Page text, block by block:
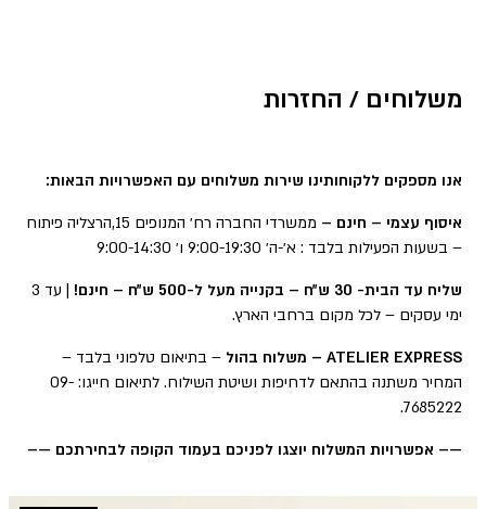
משלוחים / החזרות
אנו מספקים ללקוחותינו שירות משלוחים עם האפשרויות הבאות:
איסוף עצמי – חינם –
ממשרדי החברה רח׳ המנופים 15,הרצליה פיתוח
– בשעות הפעילות בלבד : א׳-ה׳ 9:00-19:30 ו׳ 9:00-14:30
שליח עד הבית- 30 ש״ח – בקנייה מעל ל-500 ש״ח – חינם!
| עד 3
ימי עסקים – לכל מקום ברחבי הארץ.
ATELIER EXPRESS – משלוח בהול
– בתיאום טלפוני בלבד –
המחיר משתנה בהתאם לדחיפות ושיטת השילוח. לתיאום חייגו: 09-
7685222.
—– אפשרויות המשלוח יוצגו לפניכם בעמוד הקופה לבחירתכם —–